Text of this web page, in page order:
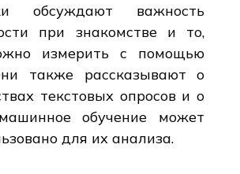
обсуждают важность
при знакомстве и то,
измерить с помощью
также рассказывают о
текстовых опросов и о
обучение может
для их анализа.